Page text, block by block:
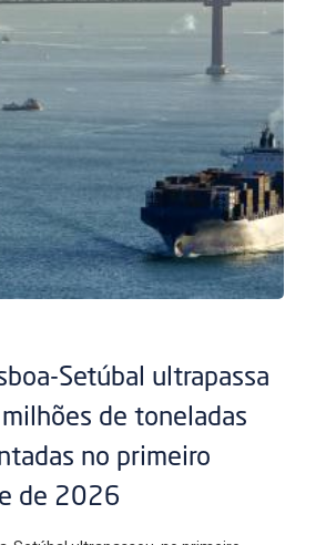
Setúbal ultrapassa
de toneladas
no primeiro
de 2026